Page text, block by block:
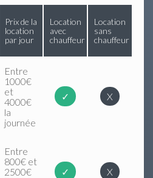
Prix de la
location
par jour
Location
avec
chauffeur
Location
sans
chauffeur
Entre
1000€
et
4000€
la
journée
✓ X
Entre
800€ et
2500€
✓ X